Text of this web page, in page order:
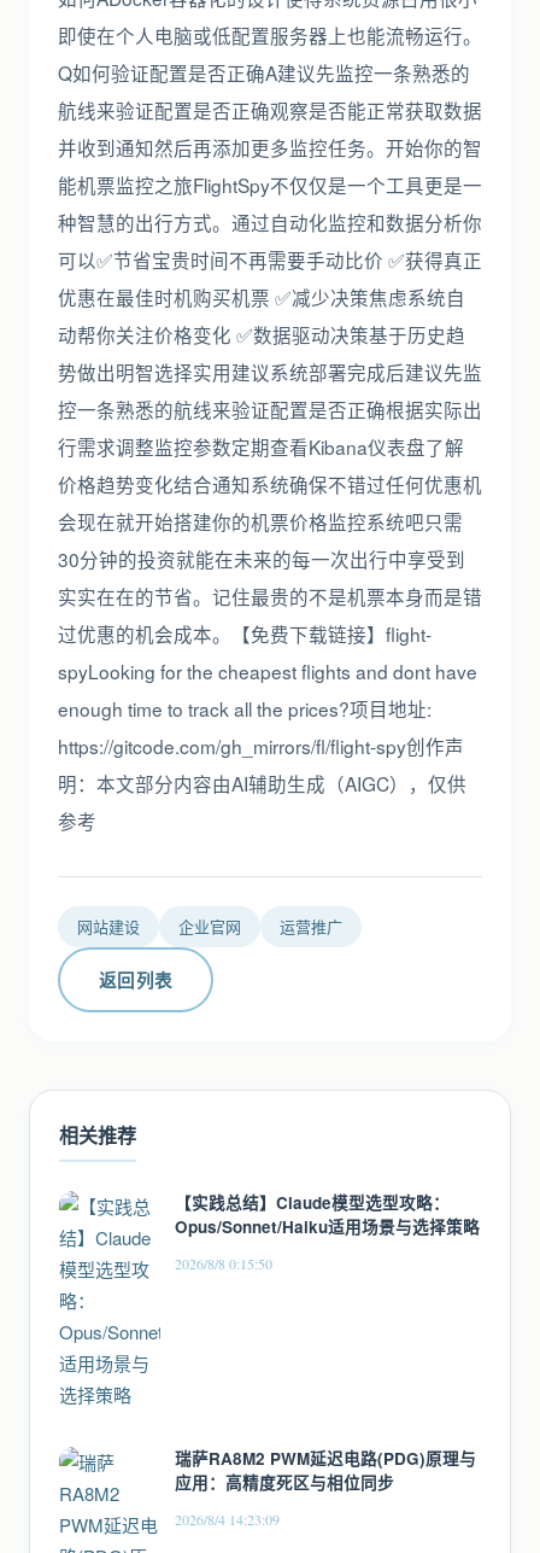
即使在个人电脑或低配置服务器上也能流畅运行。
Q如何验证配置是否正确A建议先监控一条熟悉的
航线来验证配置是否正确观察是否能正常获取数据
并收到通知然后再添加更多监控任务。开始你的智
能机票监控之旅FlightSpy不仅仅是一个工具更是一
种智慧的出行方式。通过自动化监控和数据分析你
可以✅节省宝贵时间不再需要手动比价 ✅获得真正
优惠在最佳时机购买机票 ✅减少决策焦虑系统自
动帮你关注价格变化 ✅数据驱动决策基于历史趋
势做出明智选择实用建议系统部署完成后建议先监
控一条熟悉的航线来验证配置是否正确根据实际出
行需求调整监控参数定期查看Kibana仪表盘了解
价格趋势变化结合通知系统确保不错过任何优惠机
会现在就开始搭建你的机票价格监控系统吧只需
30分钟的投资就能在未来的每一次出行中享受到
实实在在的节省。记住最贵的不是机票本身而是错
过优惠的机会成本。【免费下载链接】flight-
spyLooking for the cheapest flights and dont have
enough time to track all the prices?项目地址:
https://gitcode.com/gh_mirrors/fl/flight-spy创作声
明：本文部分内容由AI辅助生成（AIGC），仅供
参考
网站建设 企业官网 运营推广
返回列表
相关推荐
【实践总结】Claude模型选型攻略：
Opus/Sonnet/Haiku适用场景与选择策略
2026/8/8 0:15:50
瑞萨RA8M2 PWM延迟电路(PDG)原理与
应用：高精度死区与相位同步
2026/8/4 14:23:09